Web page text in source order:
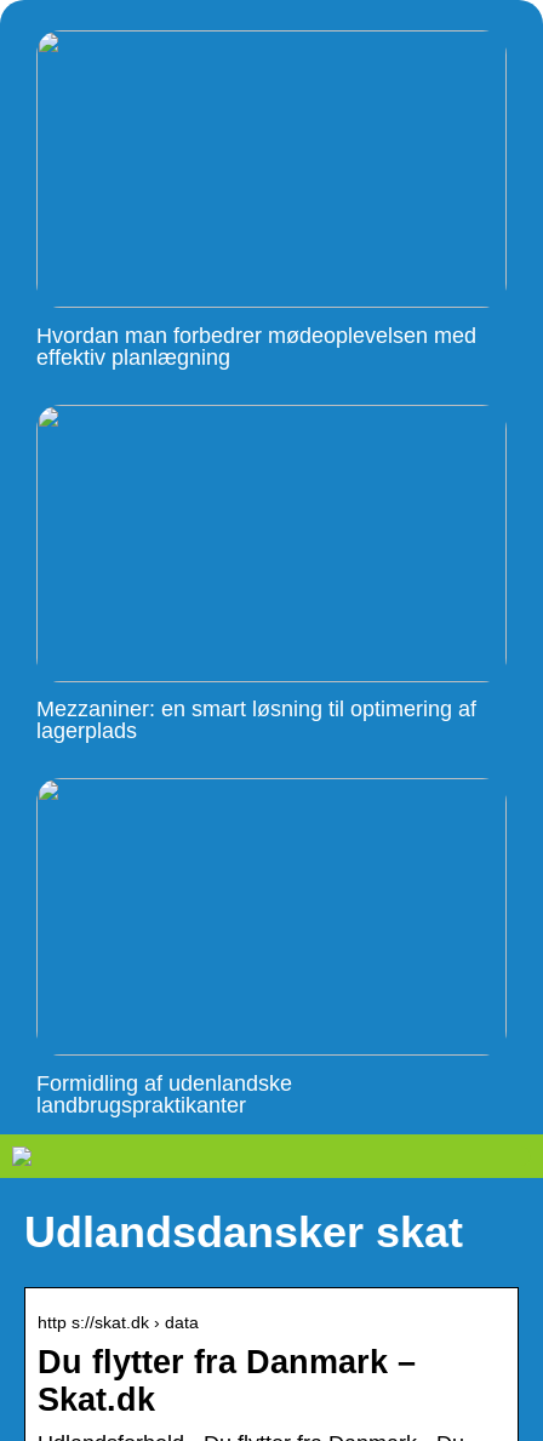
Hvordan man forbedrer mødeoplevelsen med
effektiv planlægning
Mezzaniner: en smart løsning til optimering af
lagerplads
Formidling af udenlandske
landbrugspraktikanter
Udlandsdansker skat
http s://skat.dk › data
Du flytter fra Danmark –
Skat.dk